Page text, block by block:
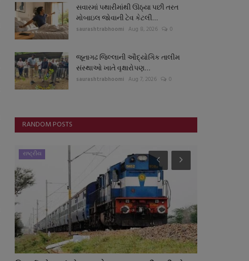
સવારમાં પથારીમાંથી ઊઠ્યા પછી તરત
મોબાઇલ જોવાની ટેવ કેટલી...
saurashtrabhoomi Aug 8, 2026 0
જૂનાગઢ જિલ્લાની ઔદ્યોગિક તાલીમ
સંસ્થાઓ ખાતે વૃક્ષારોપણ...
saurashtrabhoomi Aug 7, 2026 0
RANDOM POSTS
રાષ્ટ્રીય